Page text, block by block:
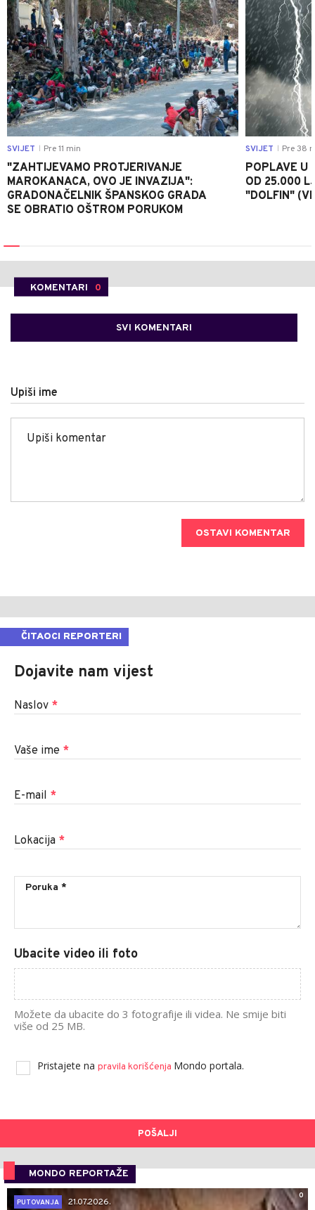
SVIJET Pre 11 min
"ZAHTIJEVAMO PROTJERIVANJE
MAROKANACA, OVO JE INVAZIJA":
GRADONAČELNIK ŠPANSKOG GRADA
SE OBRATIO OŠTROM PORUKOM
SVIJET Pre 38
POPLAVE U
OD 25.000
"DOLFIN"
KOMENTARI 0
SVI KOMENTARI
Upiši ime
OSTAVI KOMENTAR
ČITAOCI REPORTERI
Dojavite nam vijest
Naslov *
Vaše ime *
E-mail *
Lokacija *
Ubacite video ili foto
Možete da ubacite do 3 fotografije ili videa. Ne smije biti
više od 25 MB.
Pristajete na pravila korišćenja Mondo portala.
POŠALJI
MONDO REPORTAŽE
0
PUTOVANJA
21.07.2026.